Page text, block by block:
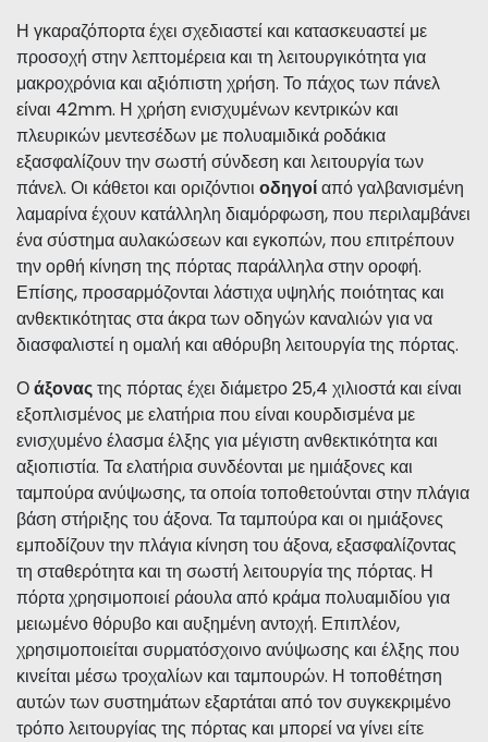
Η γκαραζόπορτα έχει σχεδιαστεί και κατασκευαστεί με
προσοχή στην λεπτομέρεια και τη λειτουργικότητα για
μακροχρόνια και αξιόπιστη χρήση. Το πάχος των πάνελ
είναι 42mm. Η χρήση ενισχυμένων κεντρικών και
πλευρικών μεντεσέδων με πολυαμιδικά ροδάκια
εξασφαλίζουν την σωστή σύνδεση και λειτουργία των
πάνελ.Οι κάθετοι και οριζόντιοιοδηγοίαπό γαλβανισμένη
λαμαρίνα έχουν κατάλληλη διαμόρφωση, που περιλαμβάνει
ένα σύστημα αυλακώσεων και εγκοπών, που επιτρέπουν
την ορθή κίνηση της πόρτας παράλληλα στην οροφή.
Επίσης, προσαρμόζονται λάστιχα υψηλής ποιότητας και
ανθεκτικότητας στα άκρα των οδηγών καναλιών για να
Οάξοναςτης πόρτας έχει διάμετρο 25,4 χιλιοστά και είναι
εξοπλισμένος με ελατήρια που είναι κουρδισμένα με
ενισχυμένο έλασμα έλξης για μέγιστη ανθεκτικότητα και
αξιοπιστία. Τα ελατήρια συνδέονται με ημιάξονες και
ταμπούρα ανύψωσης, τα οποία τοποθετούνται στην πλάγια
βάση στήριξης του άξονα. Τα ταμπούρα και οι ημιάξονες
εμποδίζουν την πλάγια κίνηση του άξονα, εξασφαλίζοντας
τη σταθερότητα και τη σωστή λειτουργία της πόρτας. Η
πόρτα χρησιμοποιεί ράουλα από κράμα πολυαμιδίου για
μειωμένο θόρυβο και αυξημένη αντοχή. Επιπλέον,
χρησιμοποιείται συρματόσχοινο ανύψωσης και έλξης που
κινείται μέσω τροχαλίων και ταμπουρών. Η τοποθέτηση
αυτών των συστημάτων εξαρτάται από τον συγκεκριμένο